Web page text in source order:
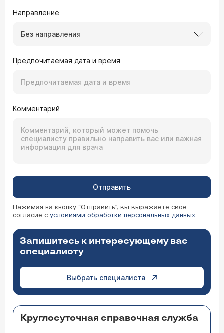
Направление
Без направления
Предпочитаемая дата и время
Комментарий
Отправить
Нажимая на кнопку “Отправить”, вы выражаете свое
согласие с условиями обработки персональных данных
Запишитесь к интересующему вас
специалисту
Выбрать специалиста
Круглосуточная справочная служба